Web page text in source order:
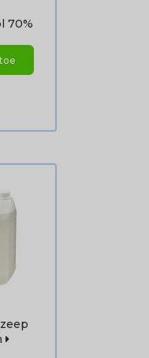
70%